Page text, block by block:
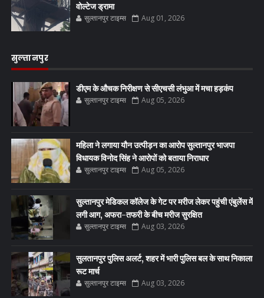
वोल्टेज ड्रामा
सुल्तानपुर टाइम्स Aug 01, 2026
सुल्तानपुर
डीएम के औचक निरीक्षण से सीएचसी लंभुआ में मचा हड़कंप
सुल्तानपुर टाइम्स Aug 05, 2026
महिला ने लगाया यौन उत्पीड़न का आरोप सुल्तानपुर भाजपा
विधायक विनोद सिंह ने आरोपों को बताया निराधार
सुल्तानपुर टाइम्स Aug 05, 2026
सुल्तानपुर मेडिकल कॉलेज के गेट पर मरीज लेकर पहुंची एंबुलेंस में
लगी आग, अफरा-तफरी के बीच मरीज सुरक्षित
सुल्तानपुर टाइम्स Aug 03, 2026
सुलतानपुर पुलिस अलर्ट, शहर में भारी पुलिस बल के साथ निकाला
रूट मार्च
सुल्तानपुर टाइम्स Aug 03, 2026